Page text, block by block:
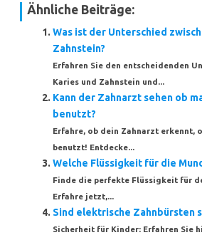
Ähnliche Beiträge:
Was ist der Unterschied
Zahnstein?
Erfahren Sie den entscheidenden
Karies und Zahnstein und...
Kann der Zahnarzt sehen ob
benutzt?
Erfahre, ob dein Zahnarzt erkennt,
benutzt! Entdecke...
Welche Flüssigkeit für die
Finde die perfekte Flüssigkeit für
Erfahre jetzt,...
Sind elektrische Zahnbürsten
Sicherheit für Kinder: Erfahren Sie